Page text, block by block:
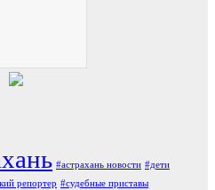
#астрахань новости #дети
репортер #судебные приставы